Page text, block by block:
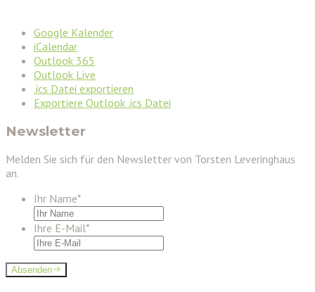
Google Kalender
iCalendar
Outlook 365
Outlook Live
.ics Datei exportieren
Exportiere Outlook .ics Datei
Newsletter
Melden Sie sich für den Newsletter von Torsten Leveringhaus
an.
Ihr Name*
Ihre E-Mail*
Absenden